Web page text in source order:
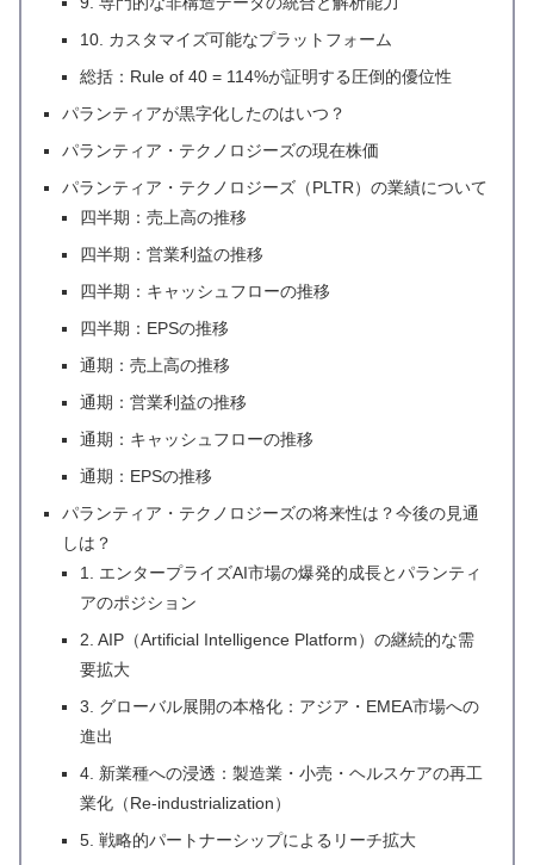
10. カスタマイズ可能なプラットフォーム
総括：Rule of 40 = 114%が証明する圧倒的優位性
パランティアが黒字化したのはいつ？
パランティア・テクノロジーズの現在株価
パランティア・テクノロジーズ（PLTR）の業績について
四半期：売上高の推移
四半期：営業利益の推移
四半期：キャッシュフローの推移
四半期：EPSの推移
通期：売上高の推移
通期：営業利益の推移
通期：キャッシュフローの推移
通期：EPSの推移
パランティア・テクノロジーズの将来性は？今後の見通
しは？
1. エンタープライズAI市場の爆発的成長とパランティ
アのポジション
2. AIP（Artificial Intelligence Platform）の継続的な需
要拡大
3. グローバル展開の本格化：アジア・EMEA市場への
進出
4. 新業種への浸透：製造業・小売・ヘルスケアの再工
業化（Re-industrialization）
5. 戦略的パートナーシップによるリーチ拡大